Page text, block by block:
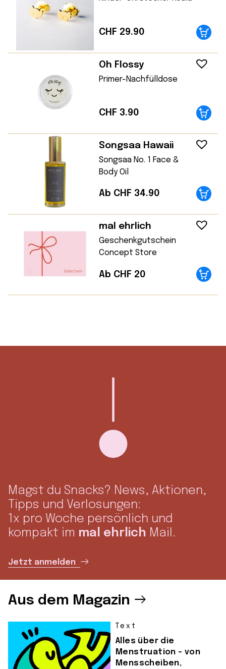
CHF 29.90
Oh Flossy
Primer-Nachfülldose
CHF 3.90
Songsaa Hawaii
Songsaa No. 1 Face &
Body Oil
Ab CHF 34.90
mal ehrlich
Geschenkgutschein
Concept Store
Ab CHF 20
Magst du Snacks? News, Aktionen,
Tipps und Verlosungen:
1x pro Woche persönlich und
kompakt im mal ehrlich Mail.
Jetzt anmelden
Aus dem Magazin
Text
Alles über die
Menstruation – von
Mensscheiben,